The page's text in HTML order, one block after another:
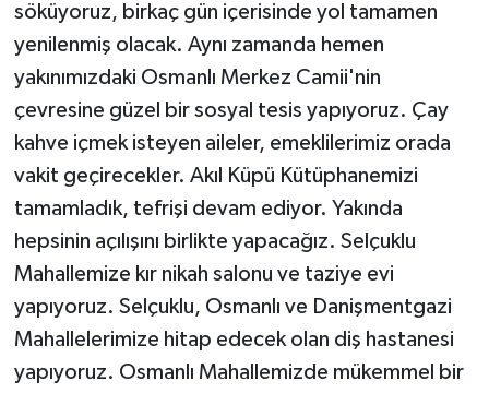
söküyoruz, birkaç gün içerisinde yol tamamen
yenilenmiş olacak. Aynı zamanda hemen
yakınımızdaki Osmanlı Merkez Camii'nin
çevresine güzel bir sosyal tesis yapıyoruz. Çay
kahve içmek isteyen aileler, emeklilerimiz orada
vakit geçirecekler. Akıl Küpü Kütüphanemizi
tamamladık, tefrişi devam ediyor. Yakında
hepsinin açılışını birlikte yapacağız. Selçuklu
Mahallemize kır nikah salonu ve taziye evi
yapıyoruz. Selçuklu, Osmanlı ve Danişmentgazi
Mahallelerimize hitap edecek olan diş hastanesi
yapıyoruz. Osmanlı Mahallemizde mükemmel bir